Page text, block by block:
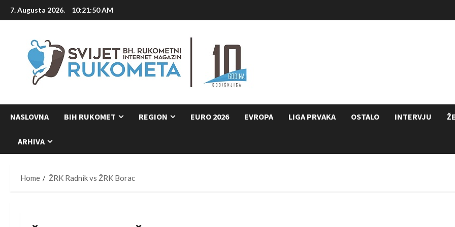
Skip
to
7. Augusta 2026. 10:21:51 AM
NASLOVNA BIH RUKOMET REGION EURO 2026 EVROPA LIGA PRVAKA OSTALO INTERVJU
ARHIVA
Home ŽRK Radnik vs ŽRK Borac